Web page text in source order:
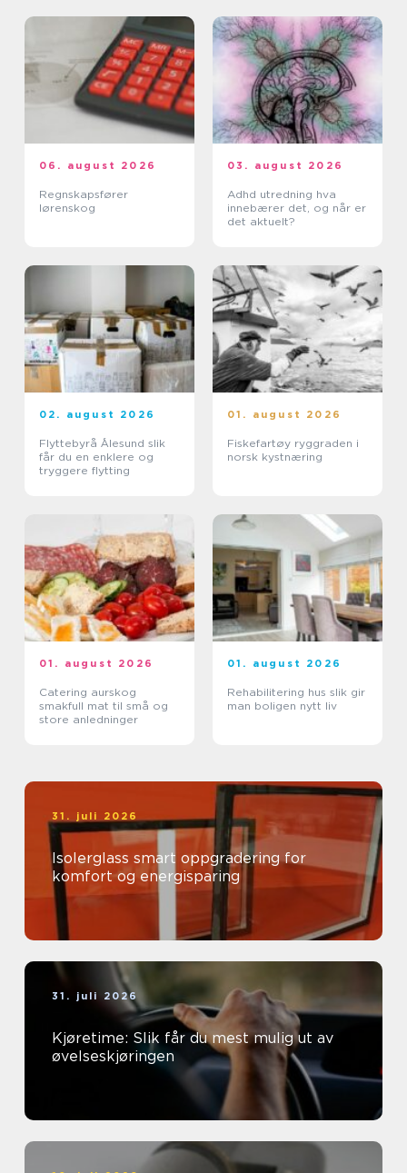
06. august 2026
Regnskapsfører
lørenskog
03. august 2026
Adhd utredning hva
innebærer det, og når er
det aktuelt?
02. august 2026
Flyttebyrå Ålesund slik
får du en enklere og
tryggere flytting
01. august 2026
Fiskefartøy ryggraden i
norsk kystnæring
01. august 2026
Catering aurskog
smakfull mat til små og
store anledninger
01. august 2026
Rehabilitering hus slik gir
man boligen nytt liv
31. juli 2026
Isolerglass smart oppgradering for
komfort og energisparing
31. juli 2026
Kjøretime: Slik får du mest mulig ut av
øvelseskjøringen